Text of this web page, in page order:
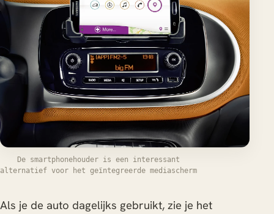
De smartphonehouder is een interessant
alternatief voor het geïntegreerde mediascherm
Als je de auto dagelijks gebruikt, zie je het